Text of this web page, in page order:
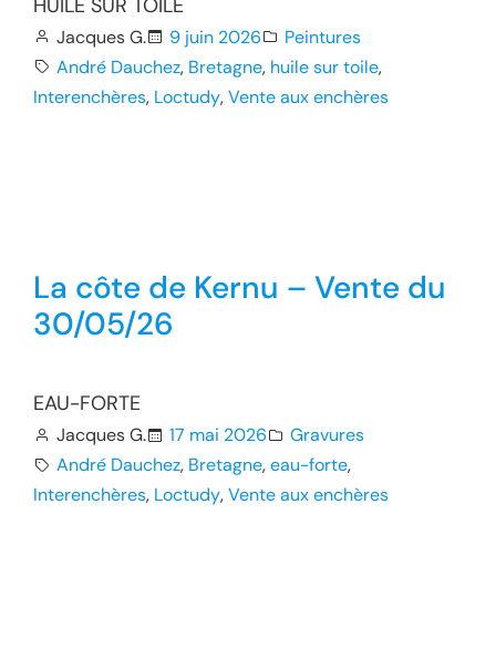
HUILE SUR TOILE
Jacques G. 9 juin 2026
Peintures
André Dauchez, Bretagne, huile sur toile,
Interenchères, Loctudy, Vente aux enchères
La côte de Kernu – Vente du
30/05/26
EAU-FORTE
Jacques G. 17 mai 2026
Gravures
André Dauchez, Bretagne, eau-forte,
Interenchères, Loctudy, Vente aux enchères